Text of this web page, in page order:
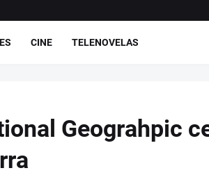
CINE TELENOVELAS
Geograhpic